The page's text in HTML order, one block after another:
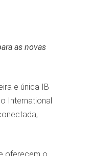
as novas
e única IB
International